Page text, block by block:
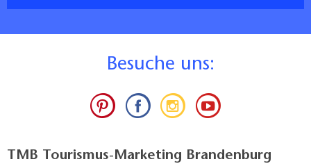
Besuche uns:
TMB Tourismus-Marketing Brandenburg